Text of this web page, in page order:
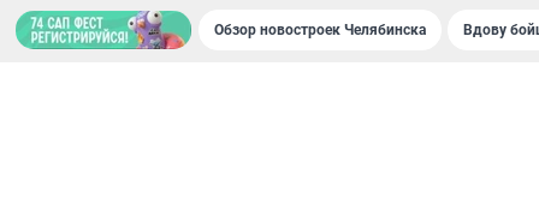
Обзор новостроек Челябинска Вдову